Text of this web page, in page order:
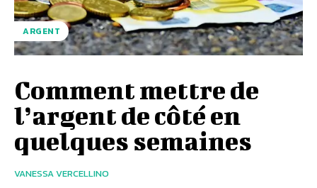
ARGENT
Comment mettre de
l’argent de côté en
quelques semaines
VANESSA VERCELLINO